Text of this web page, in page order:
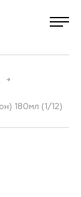
180мл (1/12)